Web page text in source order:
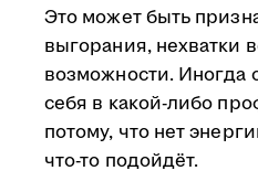
Это может быть
выгорания, нехватки
возможности. Иногда
себя в какой-либо
потому, что нет
что-то подойдёт.